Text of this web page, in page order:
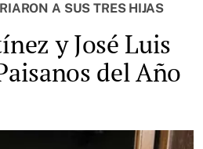
A SUS TRES HIJAS
y José Luis
del Año